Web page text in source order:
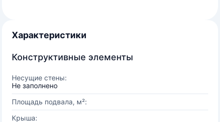
Характеристики
Конструктивные элементы
Несущие стены:
Не заполнено
Площадь подвала, м²:
Крыша: